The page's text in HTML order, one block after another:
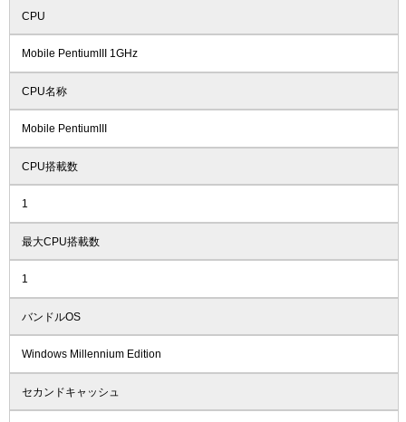
CPU
Mobile PentiumIII 1GHz
CPU名称
Mobile PentiumIII
CPU搭載数
1
最大CPU搭載数
1
バンドルOS
Windows Millennium Edition
セカンドキャッシュ